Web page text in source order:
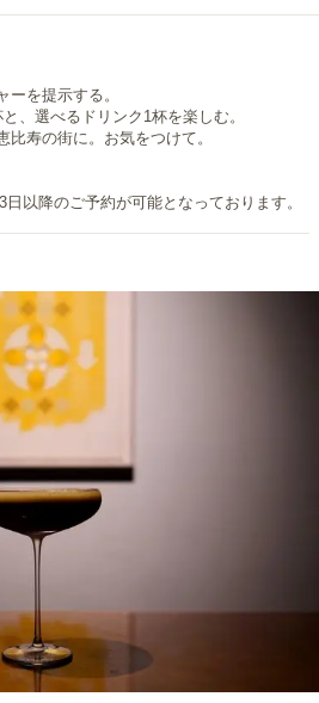
を提示する。
、選べるドリンク1杯を楽しむ。
寿の街に。お気をつけて。
以降のご予約が可能となっております。